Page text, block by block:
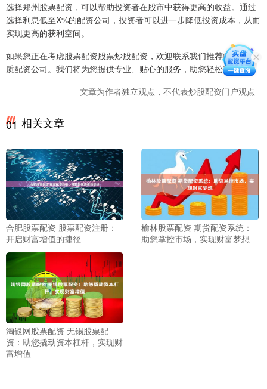
选择郑州股票配资，可以帮助投资者在股市中获得更高的收益。通过
选择利息低至X%的配资公司，投资者可以进一步降低投资成本，从而
实现更高的获利空间。
如果您正在考虑股票配资股票炒股配资，欢迎联系我们推荐的这家优
质配资公司。我们将为您提供专业、贴心的服务，助您轻松获利。
文章为作者独立观点，不代表炒股配资门户观点
01 相关文章
合肥股票配资 股票配资注册：
开启财富增值的捷径
榆林股票配资 期货配资系统：
助您掌控市场，实现财富梦想
淘银网股票配资 无锡股票配
资：助您撬动资本杠杆，实现财
富增值